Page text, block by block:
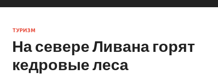
ТУРИЗМ
На севере Ливана горят
кедровые леса